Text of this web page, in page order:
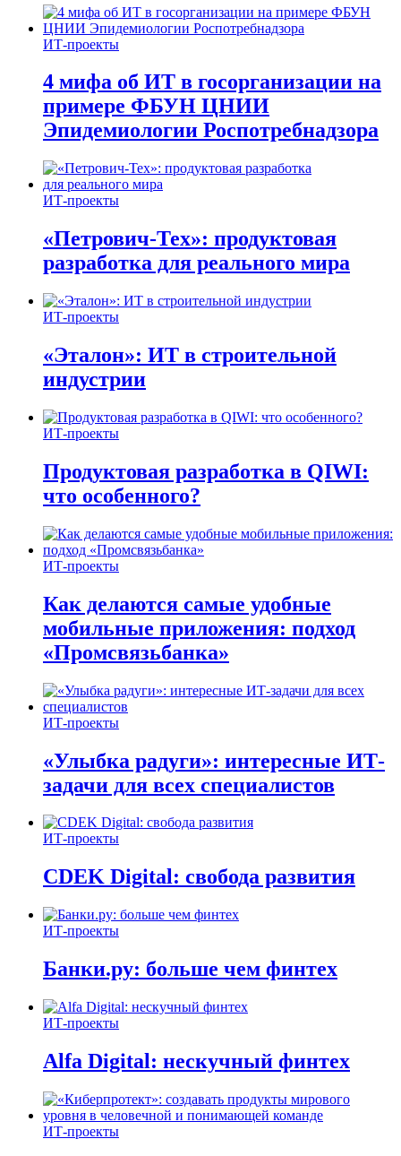
ИТ-проекты
4 мифа об ИТ в госорганизации на
примере ФБУН ЦНИИ
Эпидемиологии Роспотребнадзора
ИТ-проекты
«Петрович-Тех»: продуктовая
разработка для реального мира
ИТ-проекты
«Эталон»: ИТ в строительной
индустрии
ИТ-проекты
Продуктовая разработка в QIWI:
что особенного?
ИТ-проекты
Как делаются самые удобные
мобильные приложения: подход
«Промсвязьбанка»
ИТ-проекты
«Улыбка радуги»: интересные ИТ-
задачи для всех специалистов
ИТ-проекты
CDEK Digital: свобода развития
ИТ-проекты
Банки.ру: больше чем финтех
ИТ-проекты
Alfa Digital: нескучный финтех
ИТ-проекты